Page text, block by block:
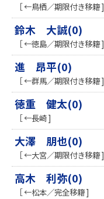
［ ←鳥栖／期限付き移籍 ]
鈴木 大誠(0)
［ ←徳島／期限付き移籍 ]
進 昂平(0)
［ ←群馬／期限付き移籍 ]
徳重 健太(0)
［ ←長崎 ]
大澤 朋也(0)
［ ←大宮／期限付き移籍 ]
高木 利弥(0)
［ ←松本／完全移籍 ]